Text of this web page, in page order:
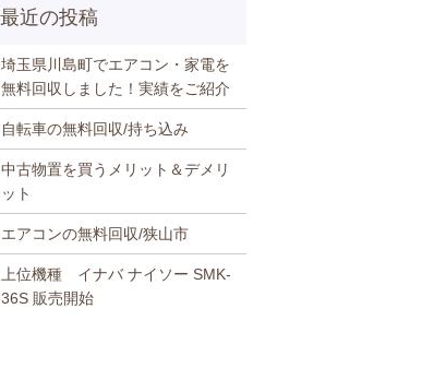
埼玉県川島町でエアコン・家電を
無料回収しました！実績をご紹介
自転車の無料回収/持ち込み
中古物置を買うメリット＆デメリ
ット
エアコンの無料回収/狭山市
上位機種 イナバ ナイソー SMK-
36S 販売開始